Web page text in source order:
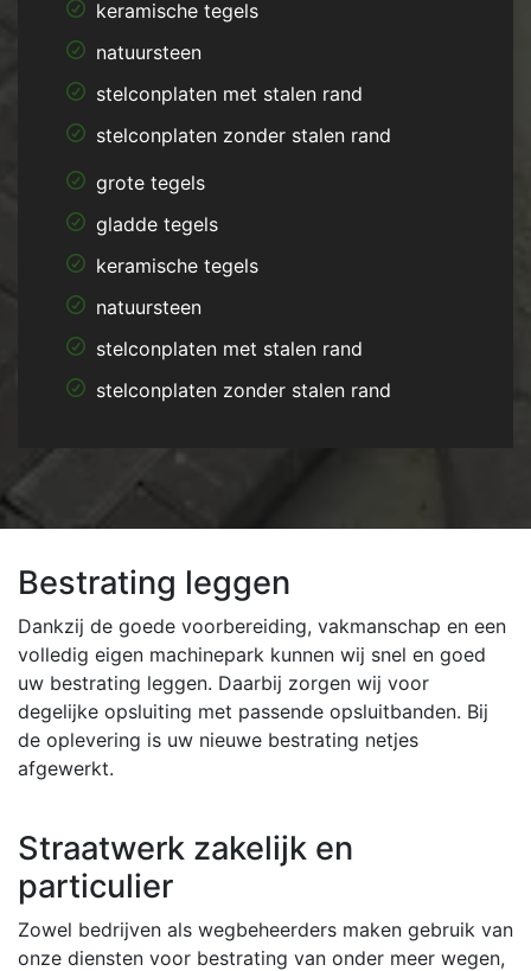
keramische tegels
natuursteen
stelconplaten met stalen rand
stelconplaten zonder stalen rand
grote tegels
gladde tegels
keramische tegels
natuursteen
stelconplaten met stalen rand
stelconplaten zonder stalen rand
Bestrating leggen
Dankzij de goede voorbereiding, vakmanschap en een
volledig eigen machinepark kunnen wij snel en goed
uw bestrating leggen. Daarbij zorgen wij voor
degelijke opsluiting met passende opsluitbanden. Bij
de oplevering is uw nieuwe bestrating netjes
afgewerkt.
Straatwerk zakelijk en
particulier
Zowel bedrijven als wegbeheerders maken gebruik van
onze diensten voor bestrating van onder meer wegen,